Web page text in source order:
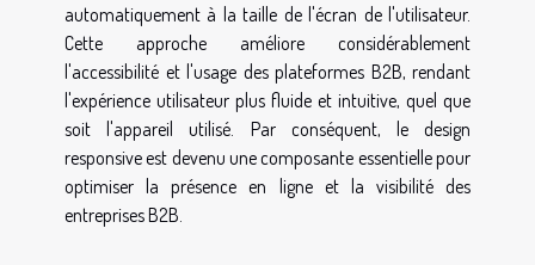
automatiquement à la taille de l'écran de l'utilisateur.
Cette approche améliore considérablement
l'accessibilité et l'usage des plateformes B2B, rendant
l'expérience utilisateur plus fluide et intuitive, quel que
soit l'appareil utilisé. Par conséquent, le design
responsive est devenu une composante essentielle pour
optimiser la présence en ligne et la visibilité des
entreprises B2B.